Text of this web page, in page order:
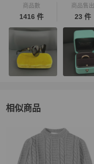
商品數
1416 件
商品售出
23 件
相似商品
Thom Browne